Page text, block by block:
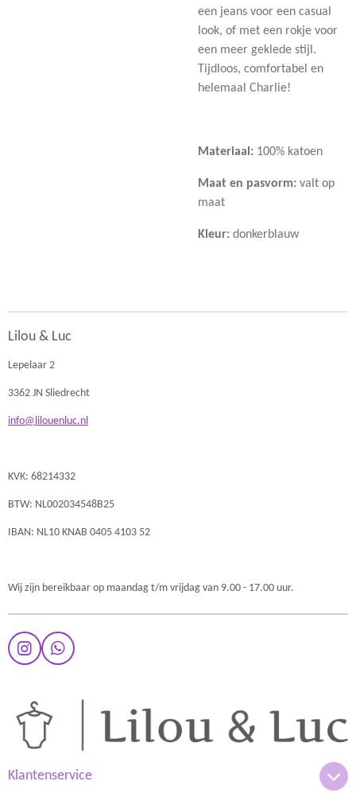
een jeans voor een casual
look, of met een rokje voor
een meer geklede stijl.
Tijdloos, comfortabel en
helemaal Charlie!
Materiaal: 100% katoen
Maat en pasvorm: valt op
maat
Kleur: donkerblauw
Lilou & Luc
Lepelaar 2
3362 JN Sliedrecht
info@lilouenluc.nl
KVK: 68214332
BTW: NL002034548B25
IBAN: NL10 KNAB 0405 4103 52
Wij zijn bereikbaar op maandag t/m vrijdag van 9.00 - 17.00 uur.
I
n
a
r
m
W
h
Klantenservice